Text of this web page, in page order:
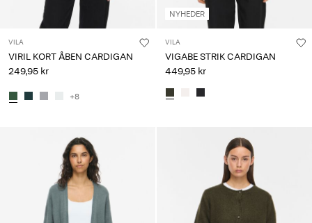
dansk
VILA
VIRIL KORT ÅBEN CARDIGAN
249,95 kr
+8
NYHEDER
VILA
VIGABE STRIK CARDIGAN
449,95 kr